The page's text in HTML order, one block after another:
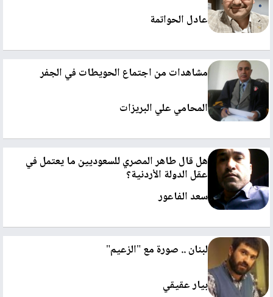
عادل الحواتمة
مشاهدات من اجتماع الحويطات في الجفر
المحامي علي البريزات
هل قال طاهر المصري للسعوديين ما يعتمل في
عقل الدولة الأردنية؟
سعد الفاعور
لبنان .. صورة مع "الزعيم"
بيار عقيقي